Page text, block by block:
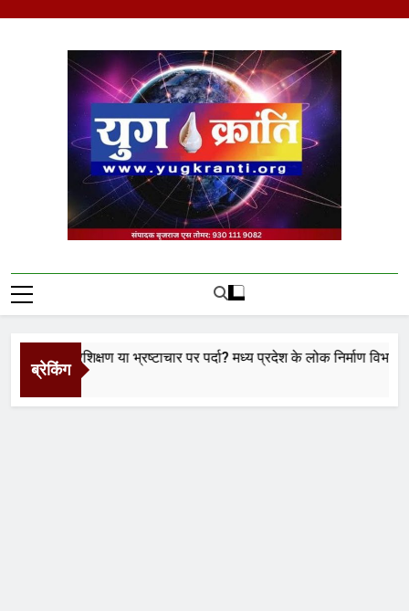
Yug Kranti | Trusted
News Portal
ब्रेकिंग
प्रशिक्षण या भ्रष्टाचार पर पर्दा? मध्य प्रदेश के लोक निर्माण विभाग पर उठे